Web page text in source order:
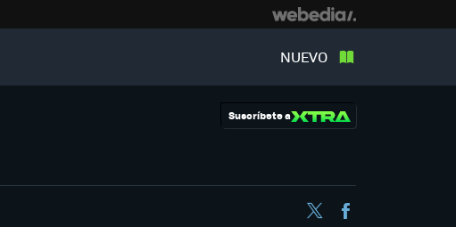
NUEVO
Suscríbete a
Twitter